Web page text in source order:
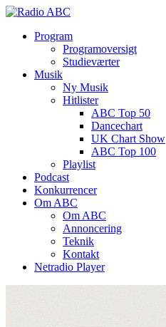
Program
Programoversigt
Studieværter
Musik
Ny Musik
Hitlister
ABC Top 50
Dancechart
UK Chart Show
ABC Top 100
Playlist
Podcast
Konkurrencer
Om ABC
Om ABC
Annoncering
Teknik
Kontakt
Netradio Player